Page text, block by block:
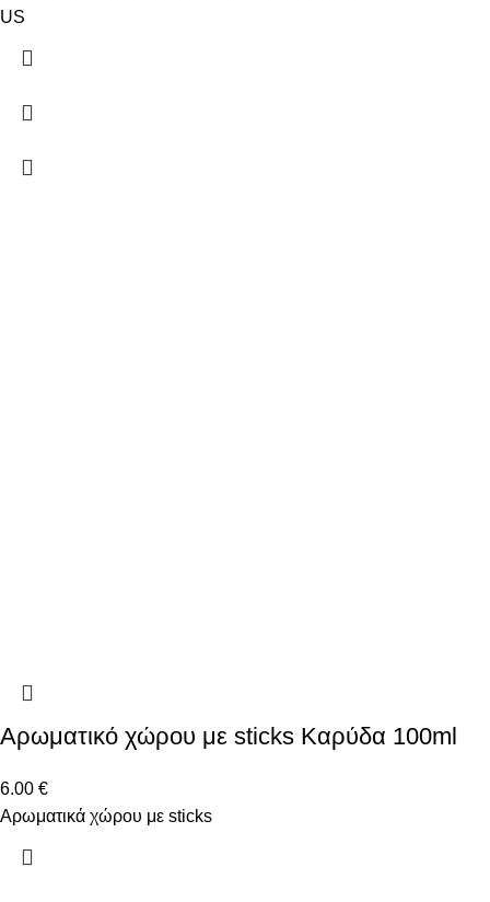
US
Αρωματικό χώρου με sticks Καρύδα 100ml
6.00 €
Αρωματικά χώρου με sticks